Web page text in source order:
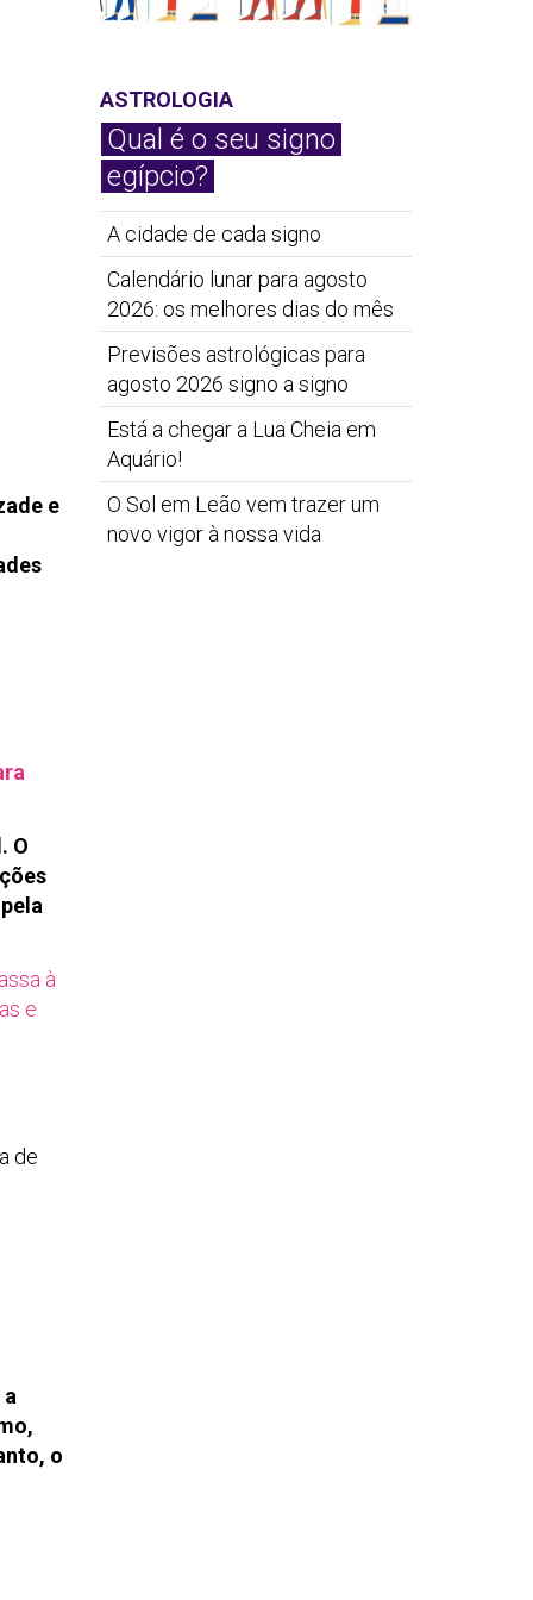
e
O
à
e
de
o
ASTROLOGIA
Qual é o seu signo
egípcio?
A cidade de cada signo
Calendário lunar para agosto
2026: os melhores dias do mês
Previsões astrológicas para
agosto 2026 signo a signo
Está a chegar a Lua Cheia em
Aquário!
O Sol em Leão vem trazer um
novo vigor à nossa vida